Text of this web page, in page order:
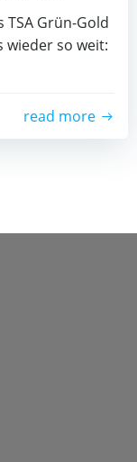
Grün-Gold
wie­der so weit:
read more